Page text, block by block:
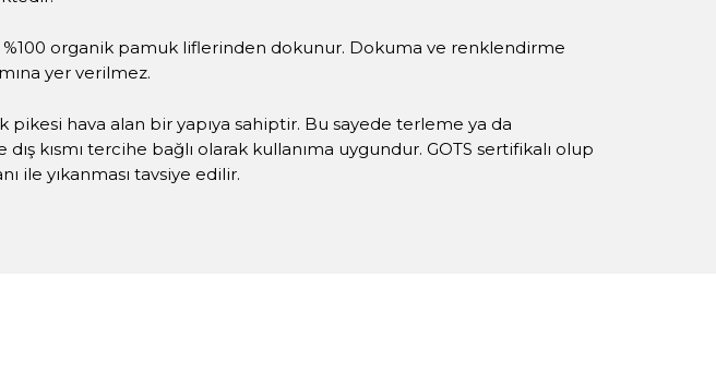
%100 organik pamuk liflerinden dokunur. Dokuma ve renklendirme
yer verilmez.
hava alan bir yapıya sahiptir. Bu sayede terleme ya da
kısmı tercihe bağlı olarak kullanıma uygundur. GOTS sertifikalı olup
ile yıkanması tavsiye edilir.